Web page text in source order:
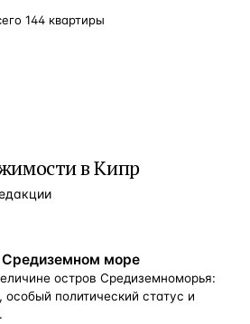
144 квартиры
в Кипр
море
остров Средиземноморья:
особый политический статус и